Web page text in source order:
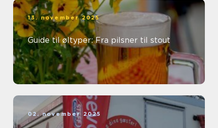
13. november 2025
Guide til øltyper: Fra pilsner til stout
02. november 2025